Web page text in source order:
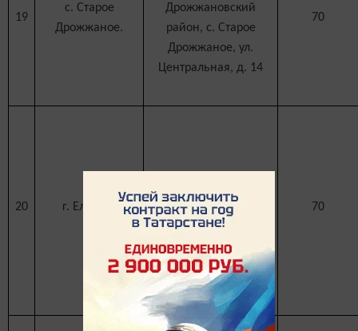
19
с. Старое
Дрожжаное.
Дрожжановский
район, с. Старое
Дрожжаное, ул.
Центральная, д. 14
70
20 г. Елабуга
423602 г.Елабуга, ул
.Пролетарская, д 48
70